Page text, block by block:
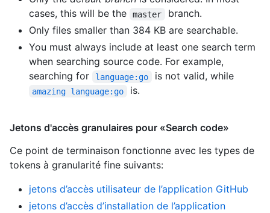
cases, this will be the
master
branch.
Only files smaller than 384 KB are searchable.
You must always include at least one search term
when searching source code. For example,
searching for
language:go is not valid, while
amazing language:go is.
Jetons d'accès granulaires pour «Search code»
Ce point de terminaison fonctionne avec les types de
tokens à granularité fine suivants:
jetons d’accès utilisateur de l’application GitHub
jetons d’accès d’installation de l’application